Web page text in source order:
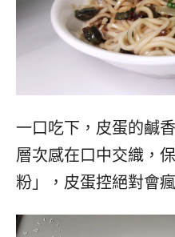
一口吃下，皮蛋的鹹
層次感在口中交織，
粉」，皮蛋控絕對會瘋